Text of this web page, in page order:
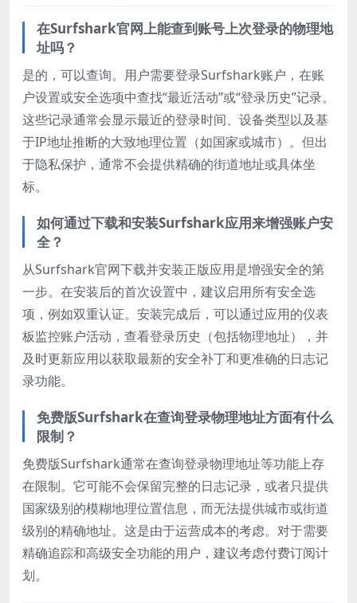
在Surfshark官网上能查到账号上次登录的物理地
址吗？
是的，可以查询。用户需要登录Surfshark账户，在账
户设置或安全选项中查找“最近活动”或“登录历史”记录。
这些记录通常会显示最近的登录时间、设备类型以及基
于IP地址推断的大致地理位置（如国家或城市）。但出
于隐私保护，通常不会提供精确的街道地址或具体坐
标。
如何通过下载和安装Surfshark应用来增强账户安
全？
从Surfshark官网下载并安装正版应用是增强安全的第
一步。在安装后的首次设置中，建议启用所有安全选
项，例如双重认证。安装完成后，可以通过应用的仪表
板监控账户活动，查看登录历史（包括物理地址），并
及时更新应用以获取最新的安全补丁和更准确的日志记
录功能。
免费版Surfshark在查询登录物理地址方面有什么
限制？
免费版Surfshark通常在查询登录物理地址等功能上存
在限制。它可能不会保留完整的日志记录，或者只提供
国家级别的模糊地理位置信息，而无法提供城市或街道
级别的精确地址。这是由于运营成本的考虑。对于需要
精确追踪和高级安全功能的用户，建议考虑付费订阅计
划。